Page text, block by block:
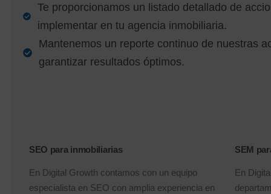
Te proporcionamos un listado detallado de
implementar en tu agencia inmobiliaria.
Mantenemos un reporte continuo de nuestras
garantizar resultados óptimos.
SEO para inmobiliarias
En Digital Growth contamos con un equipo
especialista en SEO con amplia experiencia en
SEM
En